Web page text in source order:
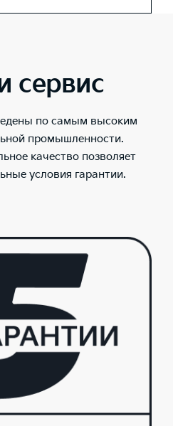
сервис
по самым высоким
промышленности.
качество позволяет
условия гарантии.